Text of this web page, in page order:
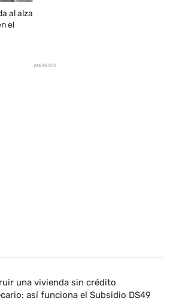
al alza
el
ANUNCIOS
una vivienda sin crédito
así funciona el Subsidio DS49